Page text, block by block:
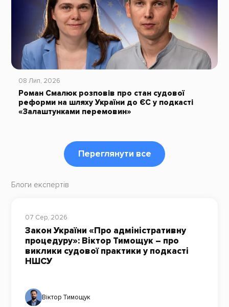
08 Лип, 2026
Роман Смалюк розповів про стан судової
реформи на шляху України до ЄС у подкасті
«Залаштунками перемовин»
Переглянути все
Блоги експертів
07 Сер, 2026
Закон України «Про адміністративну
процедуру»: Віктор Тимощук – про
виклики судової практики у подкасті
НШСУ
Віктор Тимощук